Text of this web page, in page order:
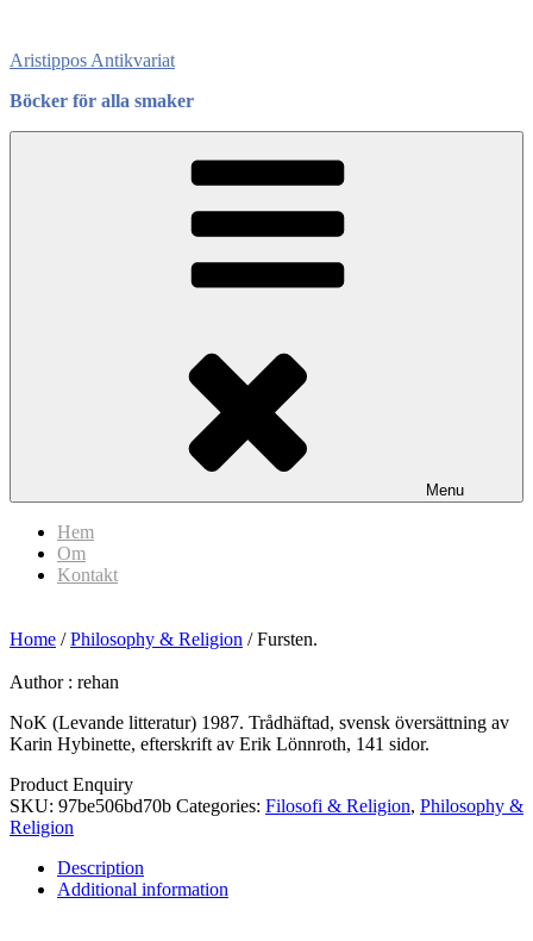
content
Aristippos Antikvariat
Böcker för alla smaker
Menu
Hem
Om
Kontakt
Home /Philosophy & Religion / Fursten.
Author : rehan
NoK (Levande litteratur) 1987. Trådhäftad, svensk översättning av
Karin Hybinette, efterskrift av Erik Lönnroth, 141 sidor.
Product Enquiry
SKU: 97be506bd70b Categories: Filosofi & Religion, Philosophy &
Religion
Description
Additional information